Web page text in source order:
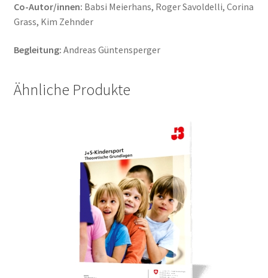
Co-Autor/innen: Babsi Meierhans, Roger Savoldelli, Corina
Grass, Kim Zehnder
Begleitung: Andreas Güntensperger
Ähnliche Produkte